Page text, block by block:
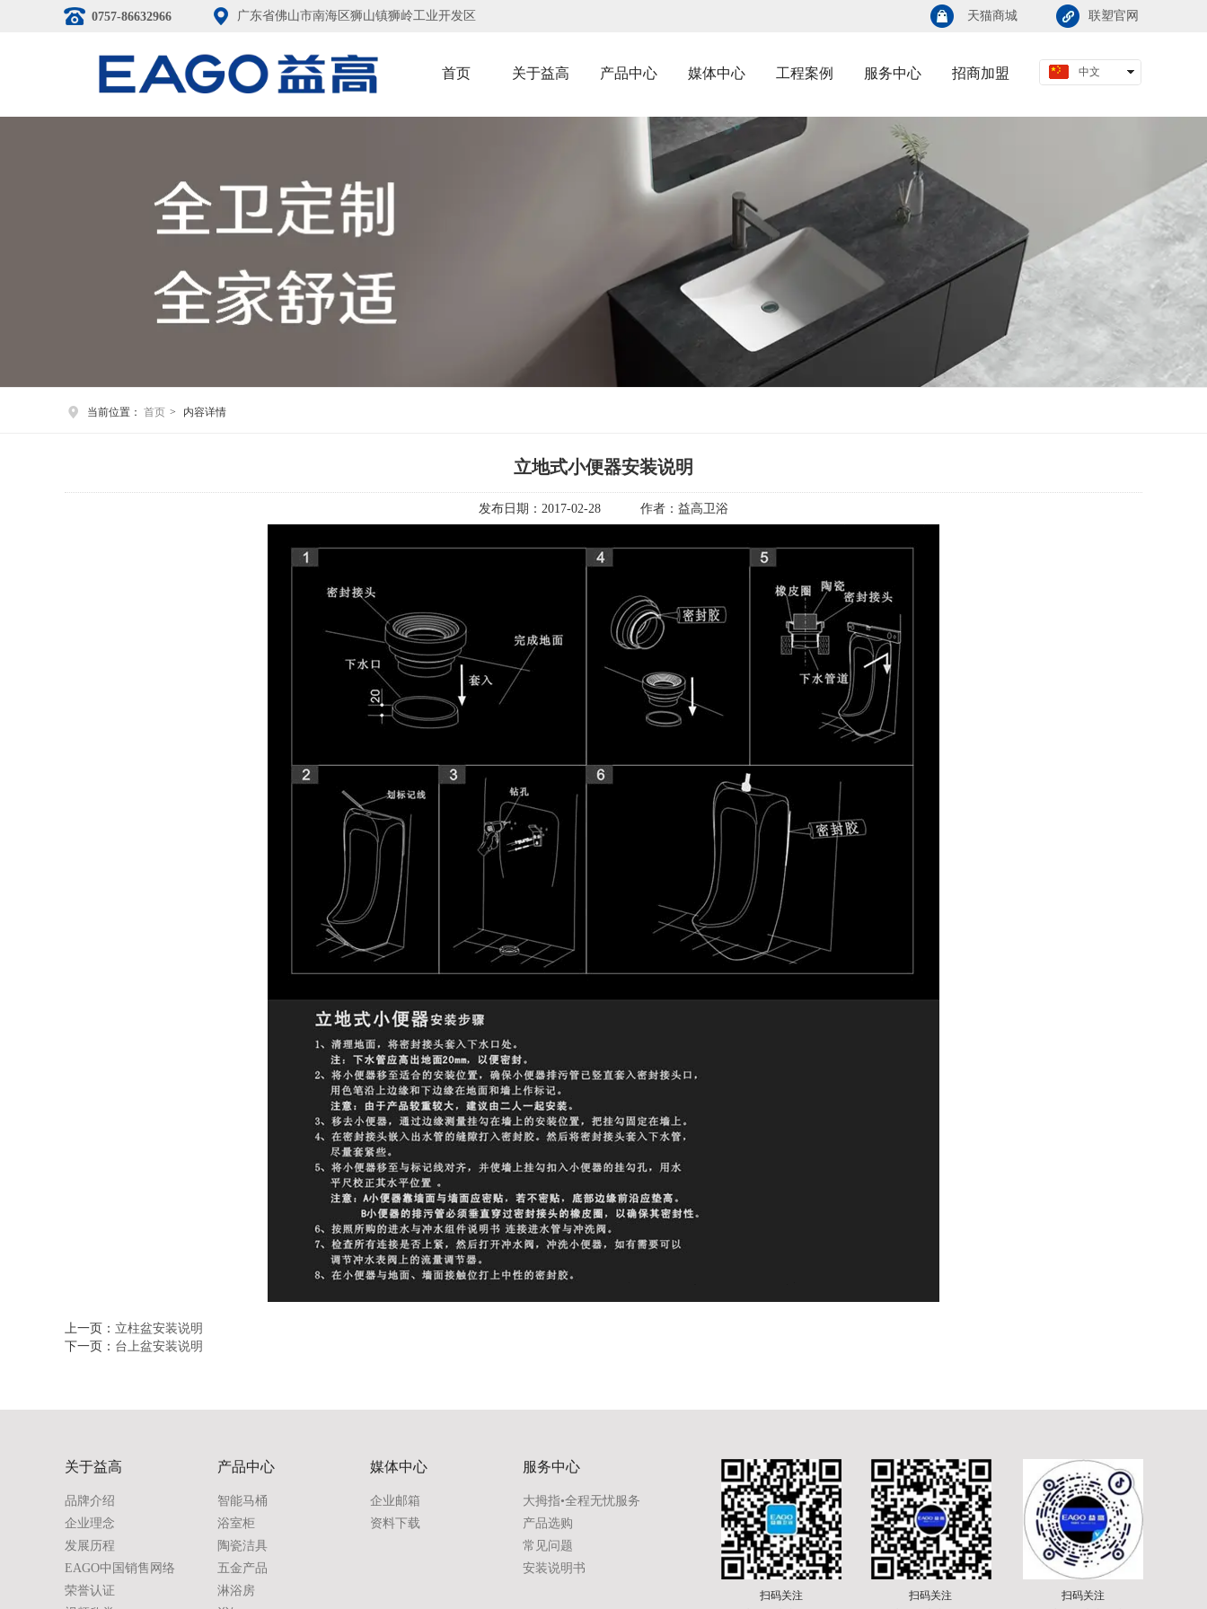
联塑官网
天猫商城
广东省佛山市南海区狮山镇狮岭工业开发区
0757-86632966
中文
首页 关于益高 产品中心 媒体中心 工程案例 服务中心 招商加盟
当前位置： 首页 > 内容详情
立地式小便器安装说明
发布日期： 2017-02-28 作者： 益高卫浴
上一页： 立柱盆安装说明
下一页： 台上盆安装说明
扫码关注
扫码关注
扫码关注
关于益高
品牌介绍
企业理念
发展历程
EAGO中国销售网络
荣誉认证
产品中心
智能马桶
浴室柜
陶瓷洁具
五金产品
淋浴房
媒体中心
企业邮箱
资料下载
服务中心
大拇指•全程无忧服务
产品选购
常见问题
安装说明书